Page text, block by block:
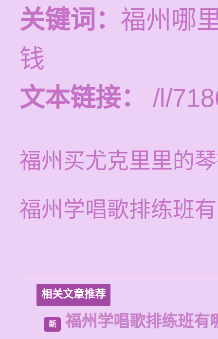
关键词： 福州哪
钱
文本链接：
/l/
福州买尤克里里的
福州学唱歌排练班
相关文章推荐
新 福州学唱歌排练班有